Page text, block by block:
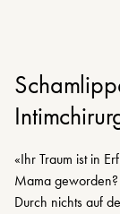
«Ihr Traum ist in
Mama geworden?
Durch nichts auf